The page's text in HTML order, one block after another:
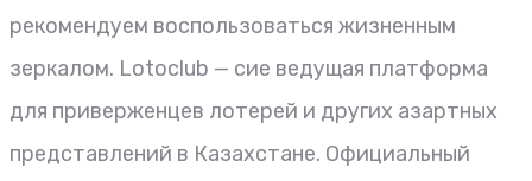
рекомендуем воспользоваться жизненным
зеркалом. Lotoclub — сие ведущая платформа
для приверженцев лотерей и других азартных
представлений в Казахстане. Официальный